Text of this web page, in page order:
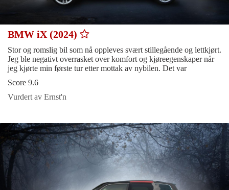
BMW iX (2024)
Stor og romslig bil som nå oppleves svært stillegående og lettkjørt.
Jeg ble negativt overrasket over komfort og kjøreegenskaper når
jeg kjørte min første tur etter mottak av nybilen. Det var
Score 9.6
Vurdert av Ernst'n